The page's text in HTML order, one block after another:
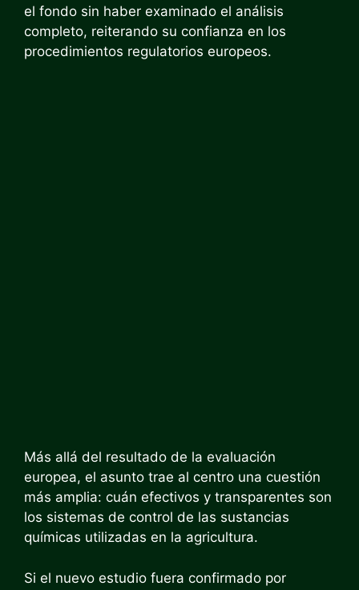
el fondo sin haber examinado el análisis
completo, reiterando su confianza en los
procedimientos regulatorios europeos.
Más allá del resultado de la evaluación
europea, el asunto trae al centro una cuestión
más amplia: cuán efectivos y transparentes son
los sistemas de control de las sustancias
químicas utilizadas en la agricultura.
Si el nuevo estudio fuera confirmado por